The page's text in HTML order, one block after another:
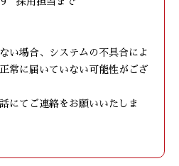
い場合、システムの不具合によ
常に届いていない可能性がござ
にてご連絡をお願いいたしま